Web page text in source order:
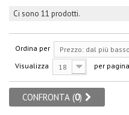
Ci sono 11 prodotti.
Ordina per
Prezzo: dal più basso
Visualizza
18 per pagina
CONFRONTA (0)